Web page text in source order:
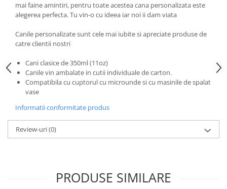
mai faine amintiri, pentru toate acestea cana personalizata este
alegerea perfecta. Tu vin-o cu ideea iar noi ii dam viata
Canile personalizate sunt cele mai iubite si apreciate produse de
catre clientii nostri
Cani clasice de 350ml (11oz)
Canile vin ambalate in cutii individuale de carton.
Compatibila cu cuptorul cu microunde si cu masinile de spalat
vase
Informatii conformitate produs
Review-uri(0)
PRODUSE SIMILARE